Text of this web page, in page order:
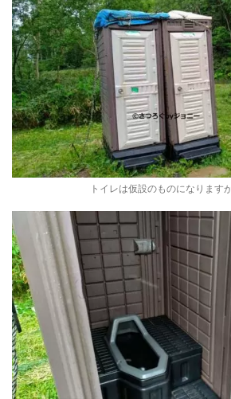
トイレは仮設のものになります